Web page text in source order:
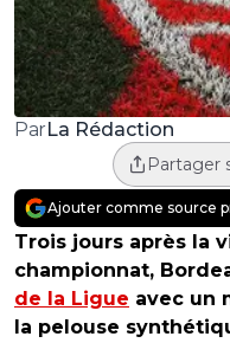
ParLa Rédaction
Partager
Ajouter comme source
Trois jours après la
championnat,
de la Ligue avec un
la pelouse